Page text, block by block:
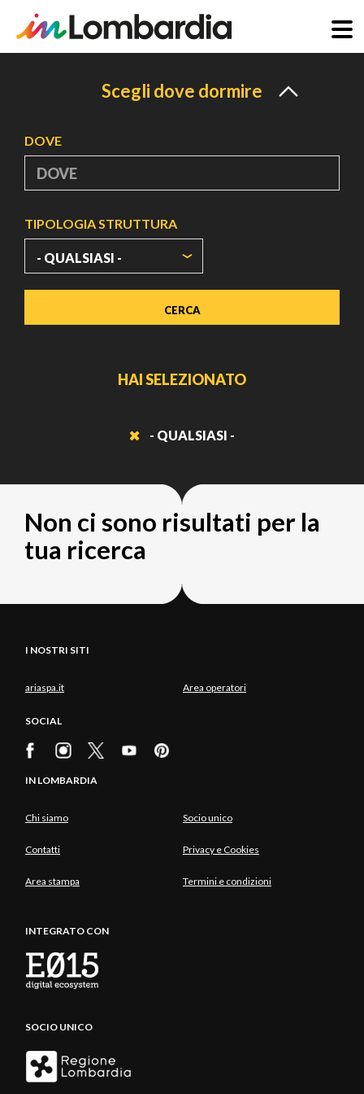
Scegli dove dormire
DOVE
TIPOLOGIA STRUTTURA
HAI SELEZIONATO
- QUALSIASI -
Non ci sono risultati per la
tua ricerca
I NOSTRI SITI
ariaspa.it Area operatori
SOCIAL
IN LOMBARDIA
Chi siamo Socio unico
Contatti Privacy e Cookies
Area stampa Termini e condizioni
INTEGRATO CON
SOCIO UNICO